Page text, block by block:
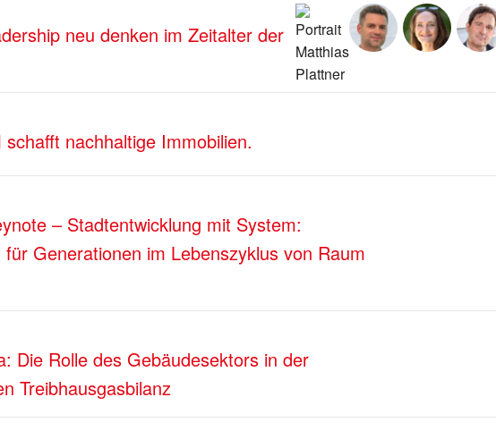
neu denken im Zeitalter der
schafft nachhaltige Immobilien.
– Stadtentwicklung mit System:
Generationen im Lebenszyklus von Raum
Die Rolle des Gebäudesektors in der
Treibhausgasbilanz